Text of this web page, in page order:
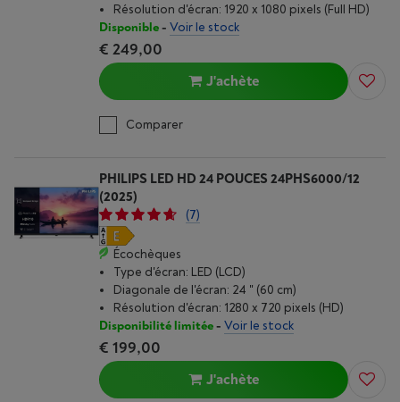
Résolution d'écran: 1920 x 1080 pixels (Full HD)
Disponible- Voir le stock
€ 249,00
J'achète
Comparer
PHILIPS LED HD 24 POUCES 24PHS6000/12
(2025)
(7)
Écochèques
Type d'écran: LED (LCD)
Diagonale de l'écran: 24 " (60 cm)
Résolution d'écran: 1280 x 720 pixels (HD)
Disponibilité limitée- Voir le stock
€ 199,00
J'achète